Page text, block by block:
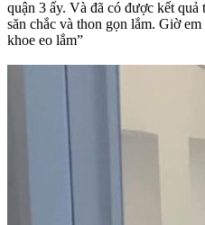
quận 3 ấy. Và đã có được kết
săn chắc và thon gọn lắm. Giờ
khoe eo lắm”